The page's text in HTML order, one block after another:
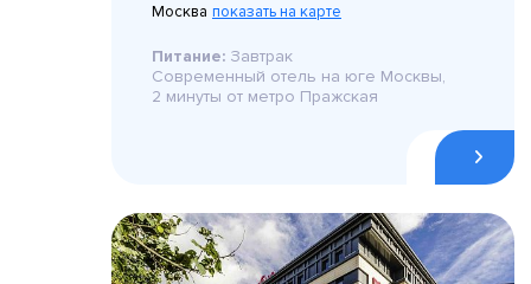
Москва показать на карте
Питание: Завтрак
Современный отель на юге Москвы,
2 минуты от метро Пражская